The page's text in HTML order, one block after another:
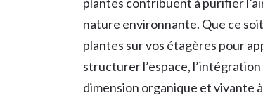
nature environnante. Que ce
plantes sur vos étagères pour
structurer l’espace,
dimension organique et vivante